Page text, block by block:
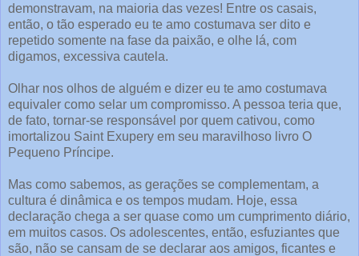
demonstravam, na maioria das vezes! Entre os casais,
então, o tão esperado eu te amo costumava ser dito e
repetido somente na fase da paixão, e olhe lá, com
digamos, excessiva cautela.
Olhar nos olhos de alguém e dizer eu te amo costumava
equivaler como selar um compromisso. A pessoa teria que,
de fato, tornar-se responsável por quem cativou, como
imortalizou Saint Exupery em seu maravilhoso livro O
Pequeno Príncipe.
Mas como sabemos, as gerações se complementam, a
cultura é dinâmica e os tempos mudam. Hoje, essa
declaração chega a ser quase como um cumprimento diário,
em muitos casos. Os adolescentes, então, esfuziantes que
são, não se cansam de se declarar aos amigos, ficantes e